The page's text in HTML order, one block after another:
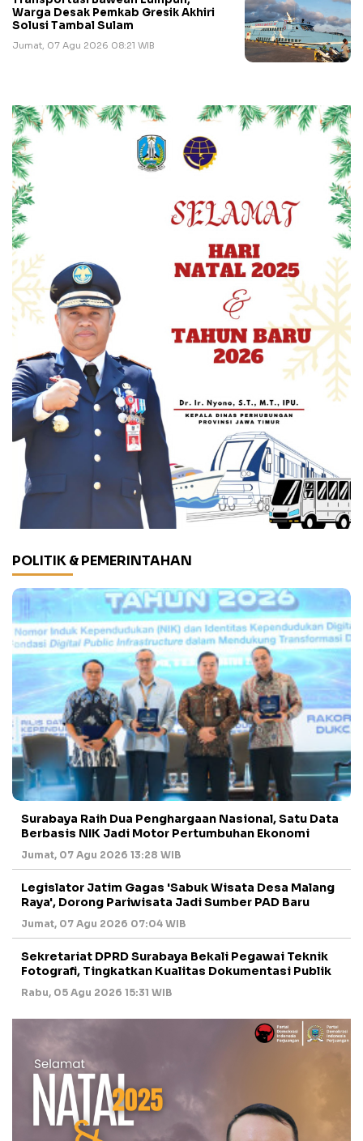
Warga Desak Pemkab Gresik Akhiri
Solusi Tambal Sulam
Jumat, 07 Agu 2026 08:21 WIB
POLITIK & PEMERINTAHAN
Surabaya Raih Dua Penghargaan Nasional, Satu Data
Berbasis NIK Jadi Motor Pertumbuhan Ekonomi
Jumat, 07 Agu 2026 13:28 WIB
Legislator Jatim Gagas 'Sabuk Wisata Desa Malang
Raya', Dorong Pariwisata Jadi Sumber PAD Baru
Jumat, 07 Agu 2026 07:04 WIB
Sekretariat DPRD Surabaya Bekali Pegawai Teknik
Fotografi, Tingkatkan Kualitas Dokumentasi Publik
Rabu, 05 Agu 2026 15:31 WIB